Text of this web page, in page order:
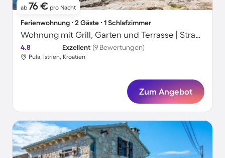
ab 76 € pro Nacht
Ferienwohnung ∙ 2 Gäste ∙ 1 Schlafzimmer
Wohnung mit Grill, Garten und Terrasse | Strand in der Nähe | Ideal für Homeoffice | Haustiere sind willkommen
4.8 Exzellent (9 Bewertungen)
Pula, Istrien, Kroatien
Zum Angebot